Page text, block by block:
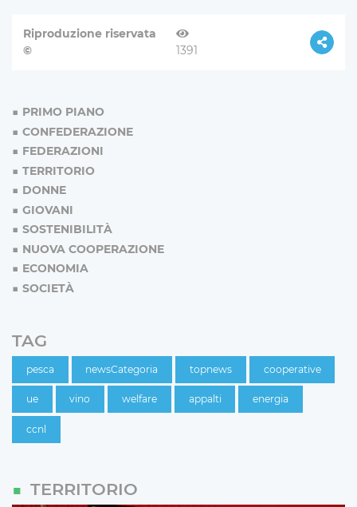
Riproduzione riservata
©
1391
PRIMO PIANO
CONFEDERAZIONE
FEDERAZIONI
TERRITORIO
DONNE
GIOVANI
SOSTENIBILITÀ
NUOVA COOPERAZIONE
ECONOMIA
SOCIETÀ
TAG
pesca newsCategoria topnews cooperative
ue vino welfare appalti energia
ccnl
TERRITORIO